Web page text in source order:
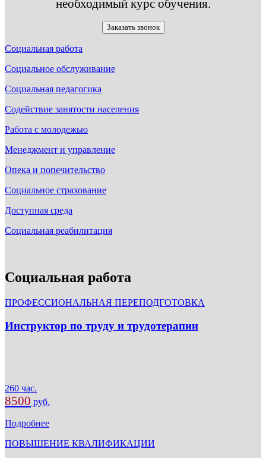
необходимый курс обучения.
Заказать звонок
Социальная работа
Социальное обслуживание
Социальная педагогика
Содействие занятости населения
Работа с молодежью
Менеджмент и управление
Опека и попечительство
Социальное страхование
Доступная среда
Социальная реабилитация
Социальная работа
ПРОФЕССИОНАЛЬНАЯ ПЕРЕПОДГОТОВКА
Инструктор по труду и трудотерапии
260 час.
8500 руб.
Подробнее
ПОВЫШЕНИЕ КВАЛИФИКАЦИИ